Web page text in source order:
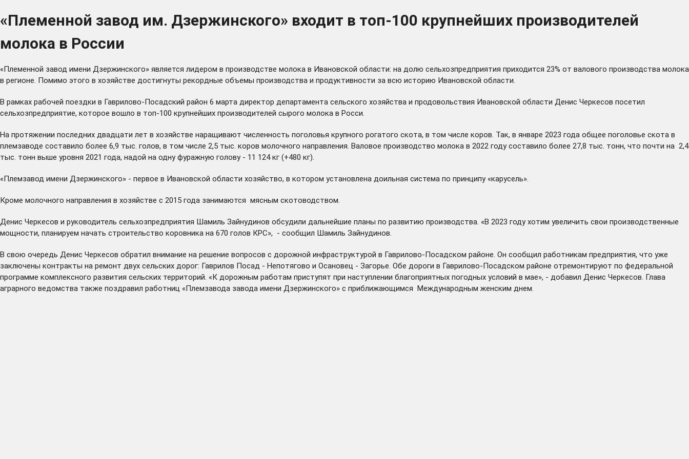
«Племенной завод им. Дзержинского» входит в топ-100 крупнейших производителей
молока в России
«Племенной завод имени Дзержинского» является лидером в производстве молока в Ивановской области: на долю сельхозпредприятия приходится 23% от валового производства молока
в регионе. Помимо этого в хозяйстве достигнуты рекордные объемы производства и продуктивности за всю историю Ивановской области.
В рамках рабочей поездки в Гаврилово-Посадский район 6 марта директор департамента сельского хозяйства и продовольствия Ивановской области Денис Черкесов посетил
сельхозпредприятие, которое вошло в топ-100 крупнейших производителей сырого молока в Росси.
На протяжении последних двадцати лет в хозяйстве наращивают численность поголовья крупного рогатого скота, в том числе коров. Так, в январе 2023 года общее поголовье скота в
племзаводе составило более 6,9 тыс. голов, в том числе 2,5 тыс. коров молочного направления. Валовое производство молока в 2022 году составило более 27,8 тыс. тонн, что почти на 2,4
тыс. тонн выше уровня 2021 года, надой на одну фуражную голову - 11 124 кг (+480 кг).
«Племзавод имени Дзержинского» - первое в Ивановской области хозяйство, в котором установлена доильная система по принципу «карусель».
Кроме молочного направления в хозяйстве с 2015 года занимаются мясным скотоводством.
Денис Черкесов и руководитель сельхозпредприятия Шамиль Зайнудинов обсудили дальнейшие планы по развитию производства. «В 2023 году хотим увеличить свои производственные
мощности, планируем начать строительство коровника на 670 голов КРС», - сообщил Шамиль Зайнудинов.
В свою очередь Денис Черкесов обратил внимание на решение вопросов с дорожной инфраструктурой в Гаврилово-Посадском районе. Он сообщил работникам предприятия, что уже
заключены контракты на ремонт двух сельских дорог: Гаврилов Посад - Непотягово и Осановец - Загорье. Обе дороги в Гаврилово-Посадском районе отремонтируют по федеральной
программе комплексного развития сельских территорий. «К дорожным работам приступят при наступлении благоприятных погодных условий в мае», - добавил Денис Черкесов. Глава
аграрного ведомства также поздравил работниц «Племзавода завода имени Дзержинского» с приближающимся Международным женским днем.